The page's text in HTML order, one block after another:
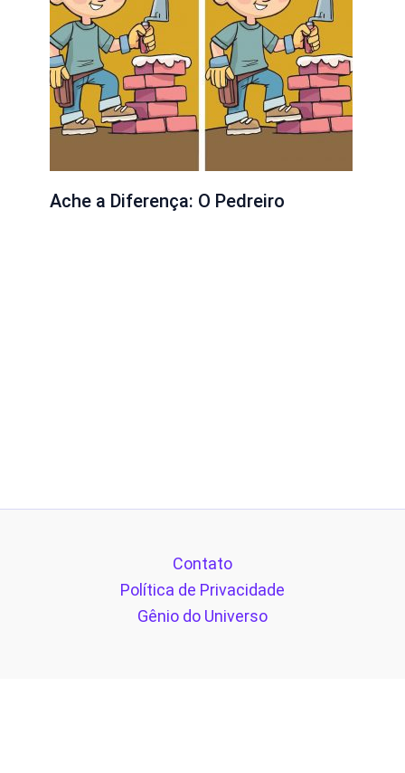
Ache a Diferença: O Pedreiro
Contato
Política de Privacidade
Gênio do Universo